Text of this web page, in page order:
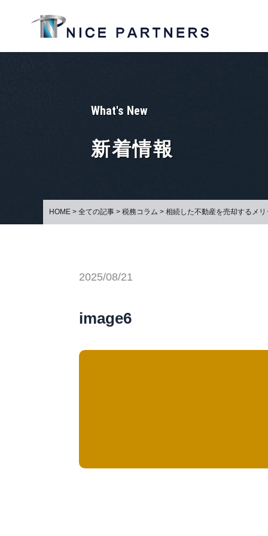
What's New
新着情報
HOME > 全ての記事 > 税務コラム > 相続した不動産を売却するメ
2025/08/21
image6